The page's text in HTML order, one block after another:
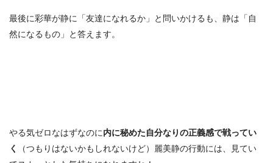
最後に彩華が静に「友達になれるか」と問いかけるも、静は「自
然になるもの」と答えます。
やる気ゼロなはずなのに内に秘めた自分なりの正義感で戦ってい
く
（つもりはないかもしれないけど）麗美静の行動には、見てい